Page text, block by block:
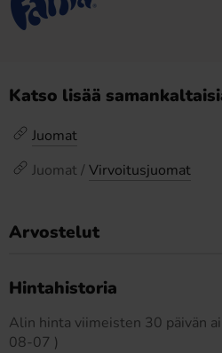
Katso lisää
Juomat
Juomat / Virvoitusjuomat
Arvostelut
Hintahistoria
Alin hinta viimeisten 30 päivän
08-07 )